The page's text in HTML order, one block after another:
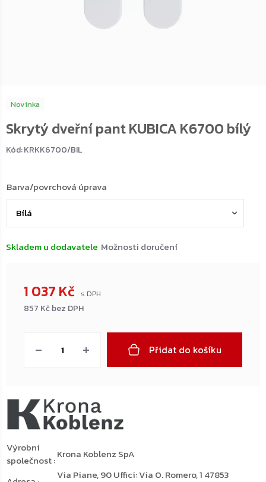
Novinka
Skrytý dveřní pant KUBICA K6700 bílý
Kód:KRKK6700/BIL
1 037 Kč
857 Kč bez DPH
Skladem u dodavatele Možnosti doručení
Barva/povrchová úprava
Přidat do košíku
Výrobní
společnost:Krona Koblenz SpA
Via Piane, 90 Uffici: Via O. Romero, 1 47853